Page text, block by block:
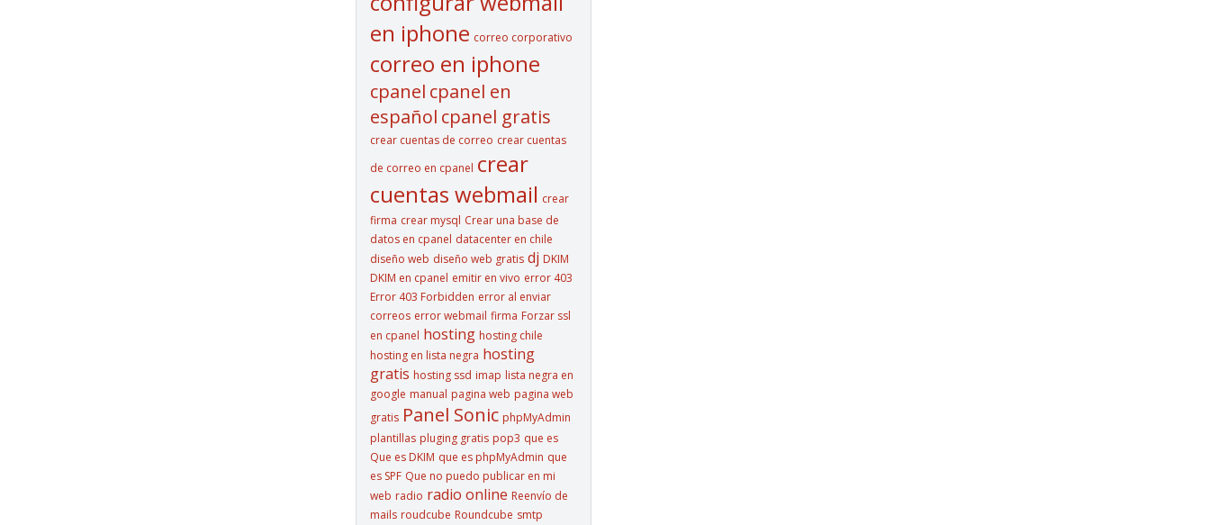
en iphone correo corporativo
correo en iphone
cpanel cpanel en
español cpanel gratis
crear cuentas de correo crear cuentas
de correo en cpanel crear
cuentas webmail crear
firma crear mysql Crear una base de
datos en cpanel datacenter en chile
diseño web diseño web gratis dj DKIM
DKIM en cpanel emitir en vivo error 403
Error 403 Forbidden error al enviar
correos error webmail firma Forzar ssl
en cpanel hosting hosting chile
hosting en lista negra hosting
gratis hosting ssd imap lista negra en
google manual pagina web pagina web
gratis Panel Sonic phpMyAdmin
plantillas pluging gratis pop3 que es
Que es DKIM que es phpMyAdmin que
es SPF Que no puedo publicar en mi
web radio radio online Reenvío de
mails roudcube Roundcube smtp